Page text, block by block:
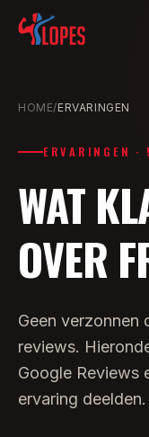
Small Group
IN DE MEDIA
OVER
Plan
HOME/ERVARINGEN
ERVARINGEN ·
WAT
OVER
Geen verzonnen
reviews.
Google Reviews
ervaring